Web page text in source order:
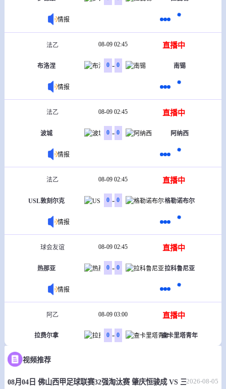
情报
法乙 08-09 02:45 直播中
布洛涅 0 - 0 南锡
情报
法乙 08-09 02:45 直播中
波城 0 - 0 阿纳西
情报
法乙 08-09 02:45 直播中
USL敦刻尔克 0 - 0 格勒诺布尔
情报
球会友谊 08-09 02:45 直播中
热那亚 0 - 0 拉科鲁尼亚
情报
阿乙 08-09 03:00 直播中
拉费尔拿 0 - 0 查卡里塔青年
哥伦乙 08-09 03:00 直播中
视频推荐
08月04日 佛山西甲足球联赛32强淘汰赛 肇庆恒骏成 VS 三七互娱 全
2026-08-05